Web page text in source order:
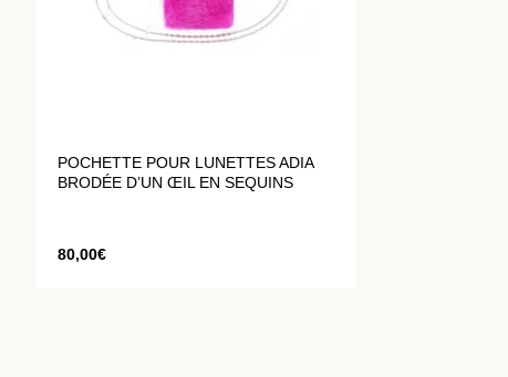
POCHETTE POUR LUNETTES ADIA
BRODÉE D’UN ŒIL EN SEQUINS
80,00€